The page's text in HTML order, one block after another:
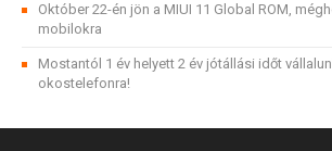
Október 22-én jön a MIUI 11 Global ROM,
mobilokra
Mostantól 1 év helyett 2 év jótállási időt
okostelefonra!